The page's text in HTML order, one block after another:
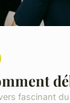
fascinant